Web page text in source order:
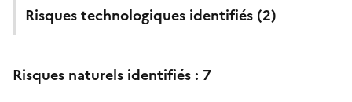
Risques technologiques identifiés (2)
Risques naturels identifiés : 7